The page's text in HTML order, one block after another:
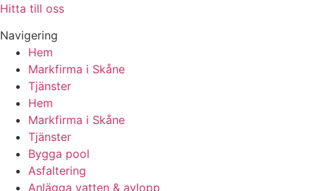
Hitta till oss
Navigering
Hem
Markfirma i Skåne
Tjänster
Hem
Markfirma i Skåne
Tjänster
Bygga pool
Asfaltering
Anlägga vatten & avlopp